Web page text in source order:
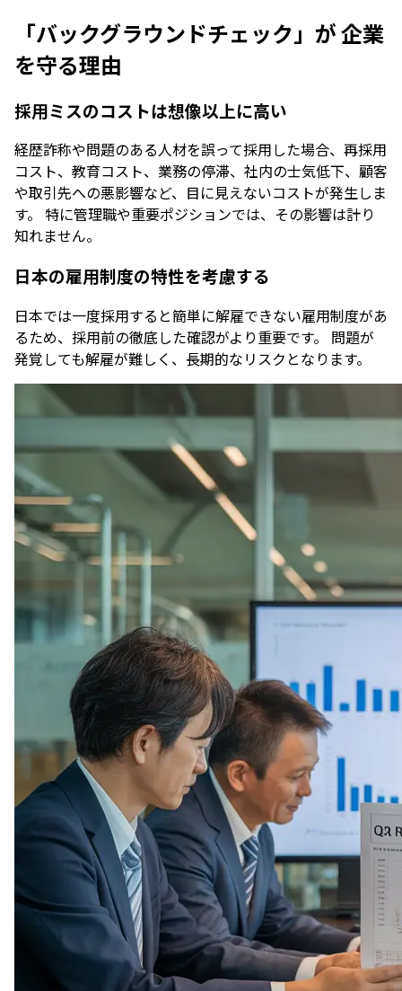
「バックグラウンドチェック」が企業
を守る理由
採用ミスのコストは想像以上に高い
経歴詐称や問題のある人材を誤って採用した場合、再採用
コスト、教育コスト、業務の停滞、社内の士気低下、顧客
や取引先への悪影響など、目に見えないコストが発生しま
す。 特に管理職や重要ポジションでは、その影響は計り
知れません。
日本の雇用制度の特性を考慮する
日本では一度採用すると簡単に解雇できない雇用制度があ
るため、採用前の徹底した確認がより重要です。 問題が
発覚しても解雇が難しく、長期的なリスクとなります。